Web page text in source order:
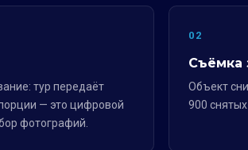
тур передаёт
— это цифровой
фотографий.
02
Съёмка
Объект
900